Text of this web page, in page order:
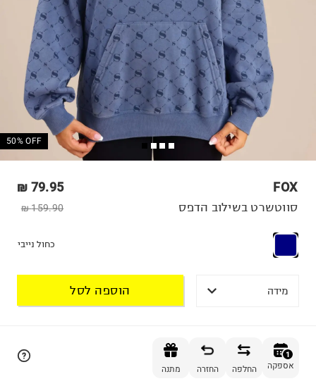
50% OFF
FOX
79.95 ₪
159.90 ₪ סווטשרט בשילוב הדפס
כחול נייבי
מידה הוספה לסל
1
אספקה החלפה החזרה מתנה